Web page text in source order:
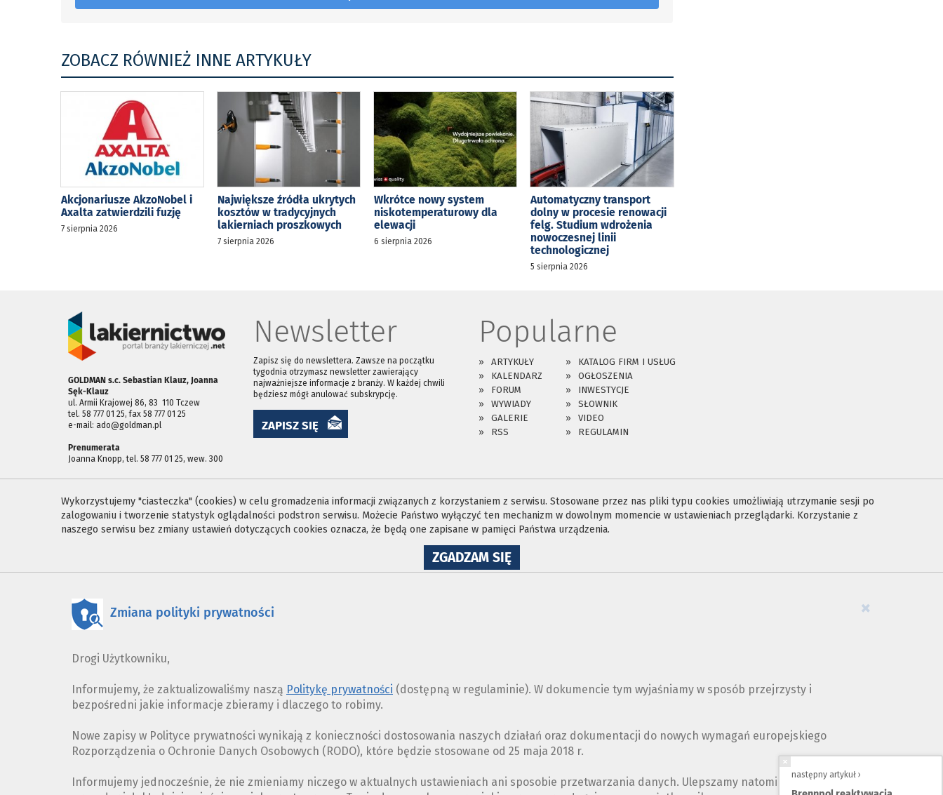
następny artykuł ›
ZOBACZ RÓWNIEŻ INNE ARTYKUŁY
Akcjonariusze AkzoNobel i
Axalta zatwierdzili fuzję
7 sierpnia 2026
Największe źródła ukrytych
kosztów w tradycyjnych
lakierniach proszkowych
7 sierpnia 2026
Wkrótce nowy system
niskotemperaturowy dla
elewacji
6 sierpnia 2026
Automatyczny transport
dolny w procesie renowacji
felg. Studium wdrożenia
nowoczesnej linii
technologicznej
5 sierpnia 2026
GOLDMAN s.c. Sebastian Klauz, Joanna
Sęk-Klauz
ul. Armii Krajowej 86, 83 ­ 110 Tczew
tel. 58 777 01 25, fax 58 777 01 25
e-mail: ado@goldman.pl
Prenumerata
Joanna Knopp, tel. 58 777 01 25, wew. 300
Newsletter
Zapisz się do newslettera. Zawsze na początku
tygodnia otrzymasz newsletter zawierający
najważniejsze informacje z branży. W każdej chwili
będziesz mógł anulować subskrypcję.
ZAPISZ SIĘ
Popularne
ARTYKUŁY
KATALOG FIRM I USŁUG
KALENDARZ
OGŁOSZENIA
FORUM
INWESTYCJE
WYWIADY
SŁOWNIK
GALERIE
VIDEO
RSS
REGULAMIN
Wykorzystujemy "ciasteczka" (cookies) w celu gromadzenia informacji związanych z korzystaniem z serwisu. Stosowane przez nas pliki typu cookies umożliwiają utrzymanie sesji po
zalogowaniu i tworzenie statystyk oglądalności podstron serwisu. Możecie Państwo wyłączyć ten mechanizm w dowolnym momencie w ustawieniach przeglądarki. Korzystanie z
naszego serwisu bez zmiany ustawień dotyczących cookies oznacza, że będą one zapisane w pamięci Państwa urządzenia.
ZGADZAM SIĘNA
WYKORZYSTANIE
×
Zmiana polityki prywatności
Drogi Użytkowniku,
Informujemy, że zaktualizowaliśmy naszą Politykę prywatności (dostępną w regulaminie). W dokumencie tym wyjaśniamy w sposób przejrzysty i
bezpośredni jakie informacje zbieramy i dlaczego to robimy.
Nowe zapisy w Polityce prywatności wynikają z konieczności dostosowania naszych działań oraz dokumentacji do nowych wymagań europejskiego
Rozporządzenia o Ochronie Danych Osobowych (RODO), które będzie stosowane od 25 maja 2018 r.
Informujemy jednocześnie, że nie zmieniamy niczego w aktualnych ustawieniach ani sposobie przetwarzania danych. Ulepszamy natomiast opis naszych